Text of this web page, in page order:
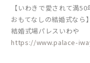
【いわきで愛されて満50
おもてなしの結婚式なら】
結婚式場パレスいわや
https://www.palace-